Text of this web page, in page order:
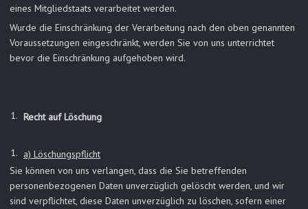
eines Mitgliedstaats verarbeitet werden.
Wurde die Einschränkung der Verarbeitung nach den oben genannten
Voraussetzungen eingeschränkt, werden Sie von uns unterrichtet
bevor die Einschränkung aufgehoben wird.
Recht auf Löschung
a) Löschungspflicht
Sie können von uns verlangen, dass die Sie betreffenden
personenbezogenen Daten unverzüglich gelöscht werden, und wir
sind verpflichtet, diese Daten unverzüglich zu löschen, sofern einer